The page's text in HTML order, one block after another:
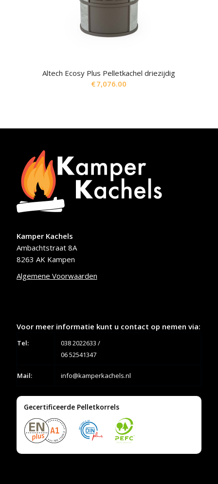
Altech Ecosy Plus Pelletkachel driezijdig
€7,076.00
Kamper Kachels
Ambachtstraat 8A
8263 AK Kampen
Algemene Voorwaarden
Voor meer informatie kunt u contact op nemen via:
Tel: 038 2022633 /
06 52541347
Mail: info@kamperkachels.nl
Gecertificeerde Pelletkorrels